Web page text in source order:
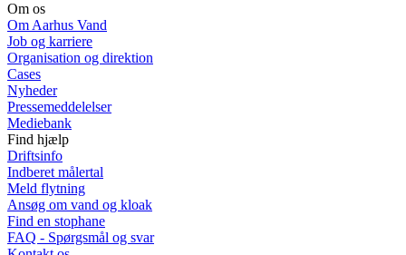
Om os
Om Aarhus Vand
Job og karriere
Organisation og direktion
Cases
Nyheder
Pressemeddelelser
Mediebank
Find hjælp
Driftsinfo
Indberet målertal
Meld flytning
Ansøg om vand og kloak
Find en stophane
FAQ - Spørgsmål og svar